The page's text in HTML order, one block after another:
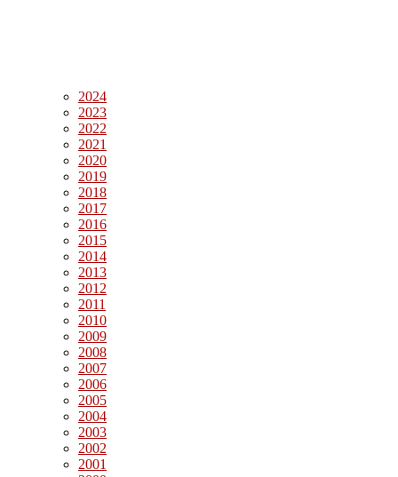
2024
2023
2022
2021
2020
2019
2018
2017
2016
2015
2014
2013
2012
2011
2010
2009
2008
2007
2006
2005
2004
2003
2002
2001